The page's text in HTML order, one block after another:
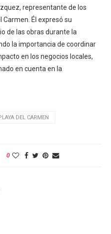
representante de los
Él expresó su
de las obras durante la
la importancia de coordinar
en los negocios locales,
en cuenta en la
DEL CARMEN
0